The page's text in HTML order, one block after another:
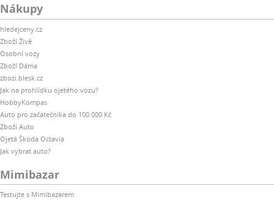
Nákupy
hledejceny.cz
Zboží Živě
Osobní vozy
Zboží Dáma
zbozi.blesk.cz
Jak na prohlídku ojetého vozu?
HobbyKompas
Auto pro začátečníka do 100 000 Kč
Zboží Auto
Ojetá Škoda Octavia
Jak vybrat auto?
Mimibazar
Testujte s Mimibazarem